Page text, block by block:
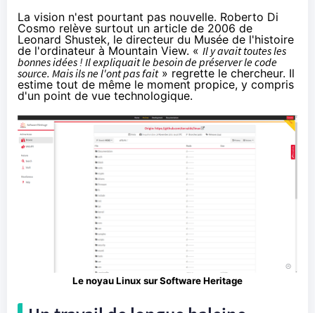
La vision n'est pourtant pas nouvelle. Roberto Di
Cosmo relève surtout un article de 2006 de
Leonard Shustek, le directeur du Musée de l'histoire
de l'ordinateur à Mountain View. « Il y avait toutes les
bonnes idées ! Il expliquait le besoin de préserver le code
source. Mais ils ne l'ont pas fait» regrette le chercheur. Il
estime tout de même le moment propice, y compris
d'un point de vue technologique.
Le noyau Linux sur Software Heritage